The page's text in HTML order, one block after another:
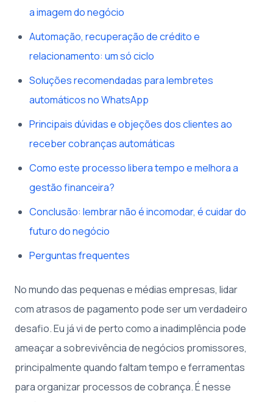
a imagem do negócio
Automação, recuperação de crédito e
relacionamento: um só ciclo
Soluções recomendadas para lembretes
automáticos no WhatsApp
Principais dúvidas e objeções dos clientes ao
receber cobranças automáticas
Como este processo libera tempo e melhora a
gestão financeira?
Conclusão: lembrar não é incomodar, é cuidar do
futuro do negócio
Perguntas frequentes
No mundo das pequenas e médias empresas, lidar
com atrasos de pagamento pode ser um verdadeiro
desafio. Eu já vi de perto como a inadimplência pode
ameaçar a sobrevivência de negócios promissores,
principalmente quando faltam tempo e ferramentas
para organizar processos de cobrança. É nesse